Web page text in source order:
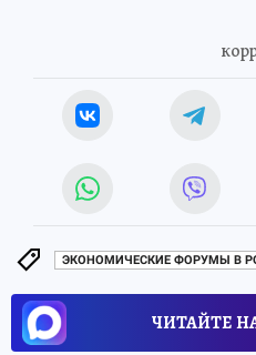
ЭКОНОМИЧЕСКИЕ ФОРУМЫ В
ЧИТАЙТЕ